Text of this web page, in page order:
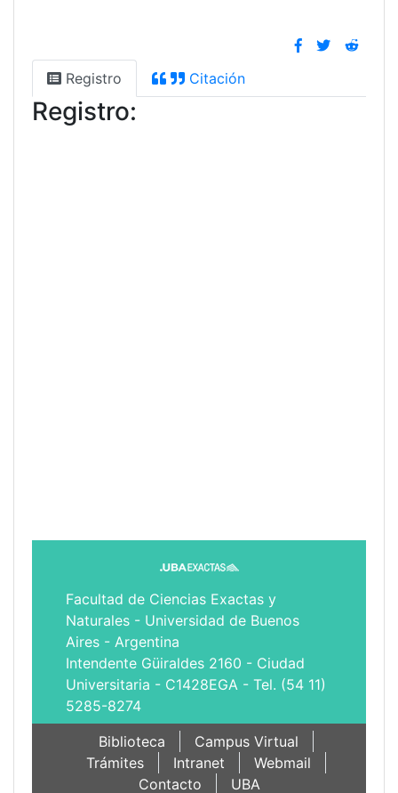
Registro Citación
Registro:
Facultad de Ciencias Exactas y
Naturales - Universidad de Buenos
Aires - Argentina
Intendente Güiraldes 2160 - Ciudad
Universitaria - C1428EGA - Tel. (54 11)
5285-8274
Biblioteca
Campus Virtual
Trámites
Intranet
Webmail
Contacto
UBA